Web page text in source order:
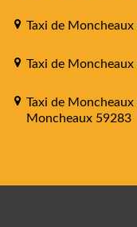
Taxi de
Taxi de
Taxi de
Moncheaux 59283